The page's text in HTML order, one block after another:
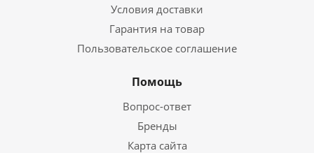
Условия доставки
Гарантия на товар
Пользовательское соглашение
Помощь
Вопрос-ответ
Бренды
Карта сайта